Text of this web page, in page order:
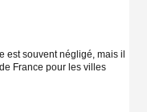
est souvent négligé, mais il
France pour les villes